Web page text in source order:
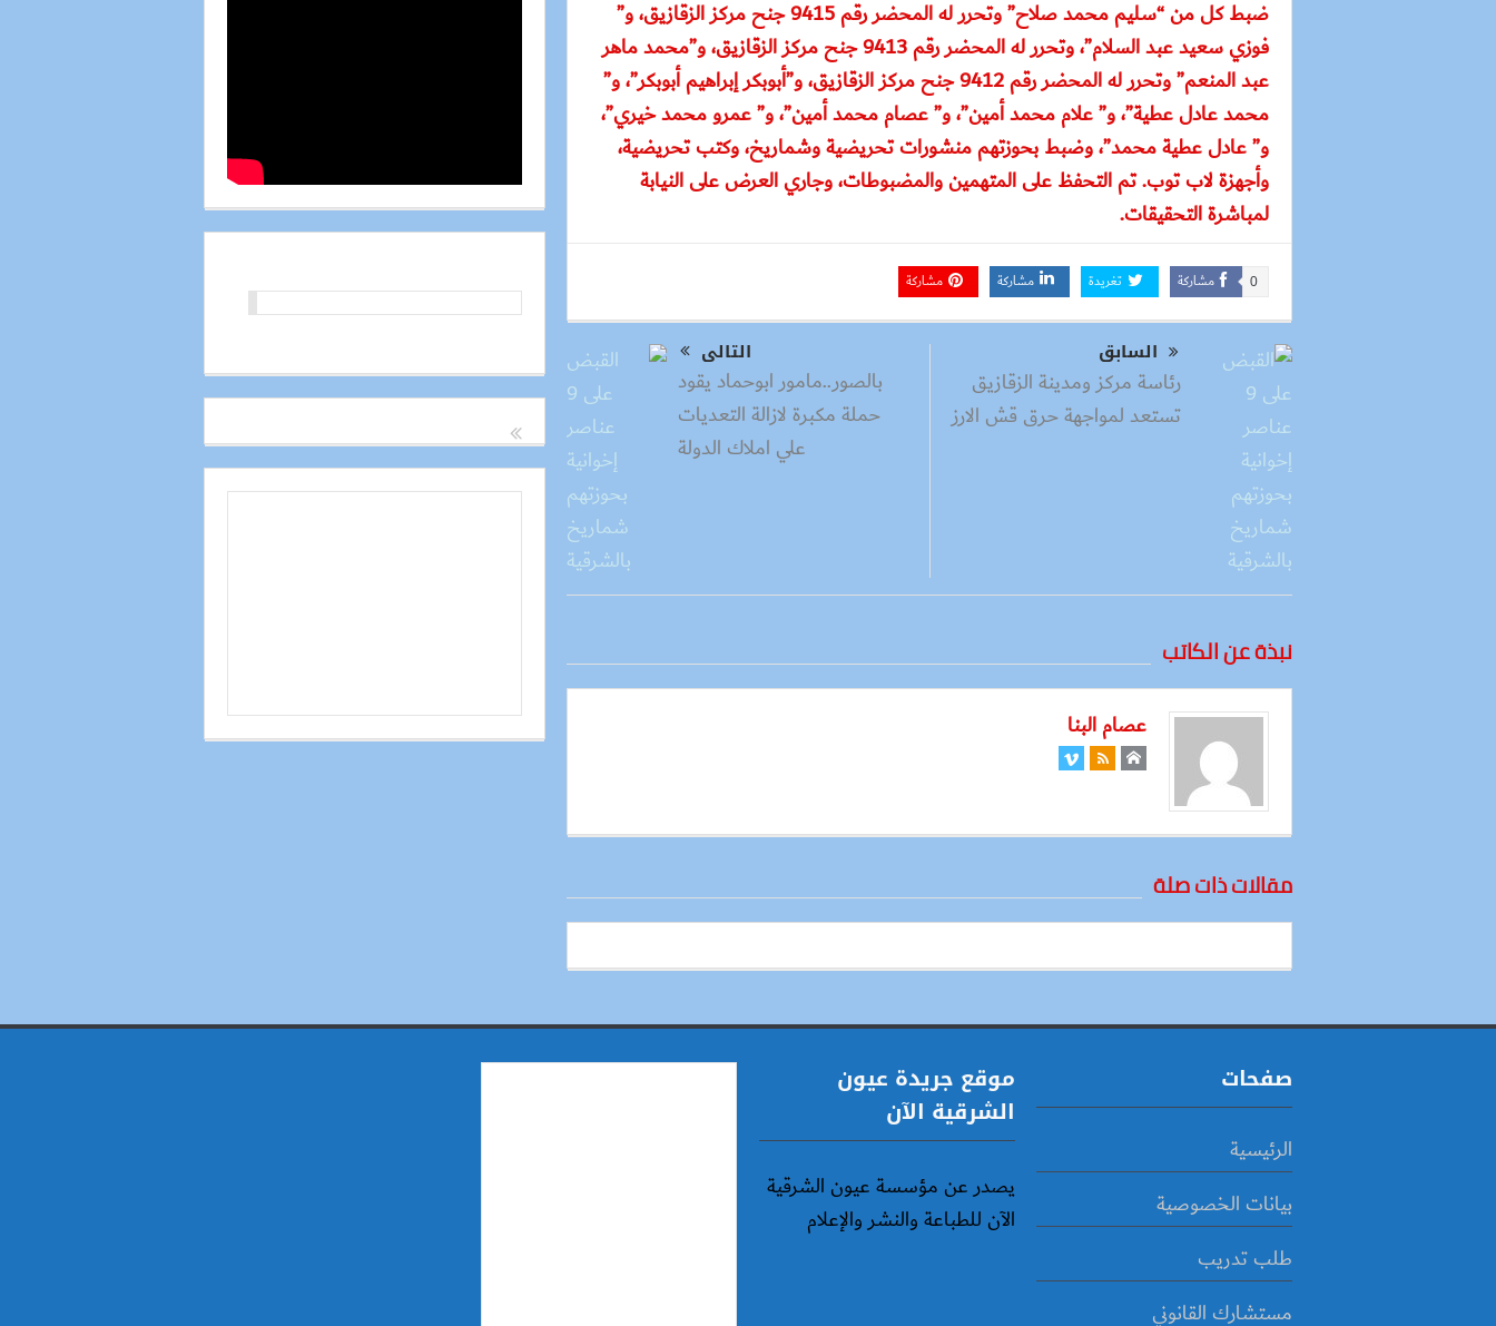
ضبط كل من “سليم محمد صلاح” وتحرر له المحضر رقم 9415 جنح مركز الزقازيق، و”
فوزي سعيد عبد السلام”، وتحرر له المحضر رقم 9413 جنح مركز الزقازيق، و”محمد ماهر
عبد المنعم” وتحرر له المحضر رقم 9412 جنح مركز الزقازيق، و”أبوبكر إبراهيم أبوبكر”، و”
محمد عادل عطية”، و” علام محمد أمين”، و” عصام محمد أمين”، و” عمرو محمد خيري”،
و” عادل عطية محمد”، وضبط بحوزتهم منشورات تحريضية وشماريخ، وكتب تحريضية،
وأجهزة لاب توب. تم التحفظ على المتهمين والمضبوطات، وجاري العرض على النيابة
لمباشرة التحقيقات.
مشاركة 0 تغريدة مشاركة مشاركة
السابق
رئاسة مركز ومدينة الزقازيق
تستعد لمواجهة حرق قش الارز
التالى
بالصور..مامور ابوحماد يقود
حملة مكبرة لازالة التعديات
علي املاك الدولة
نبذة عن الكاتب
عصام البنا
مقالات ذات صلة
صفحات
الرئيسية
بيانات الخصوصية
طلب تدريب
مستشارك القانوني
موقع جريدة عيون
الشرقية الآن
يصدر عن مؤسسة عيون الشرقية
الآن للطباعة والنشر والإعلام